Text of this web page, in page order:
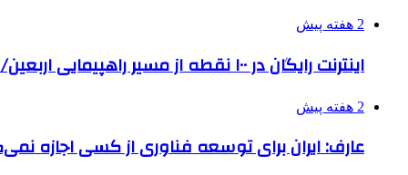
2 هفته پیش
اینترنت رایگان در ۱۰۰ نقطه از مسیر راهپیمایی اربعین/ تامین ارز زائران
2 هفته پیش
عارف: ایران برای توسعه فناوری از کسی اجازه